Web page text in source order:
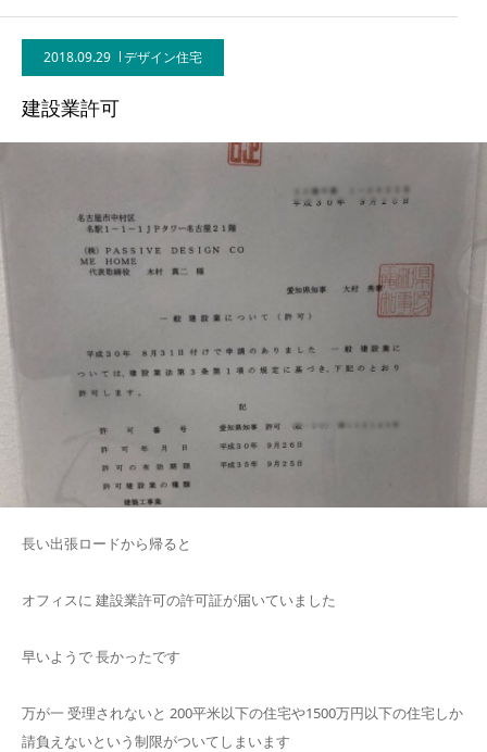
2018.09.29 デザイン住宅
建設業許可
長い出張ロードから帰ると
オフィスに 建設業許可の許可証が届いていました
早いようで 長かったです
万が一 受理されないと 200平米以下の住宅や1500万円以下の住宅しか
請負えないという制限がついてしまいます
NEWS
BLOG
CONTACT